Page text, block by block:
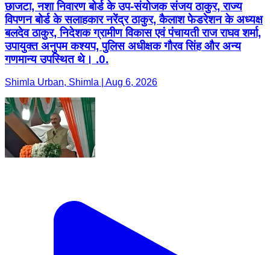
छाजटा, नशा निवारण बोर्ड के उप-संयोजक संजय ठाकुर, राज्य
विपणन बोर्ड के सलाहकार नरेंद्र ठाकुर, कैलाश फेडरेशन के अध्यक्ष
बलदेव ठाकुर, निदेशक ग्रामीण विकास एवं पंचायती राज राघव शर्मा,
उपायुक्त अनुपम कश्यप, पुलिस अधीक्षक गौरव सिंह और अन्य
गणमान्य उपस्थित थे। .0.
Shimla Urban, Shimla | Aug 6, 2026